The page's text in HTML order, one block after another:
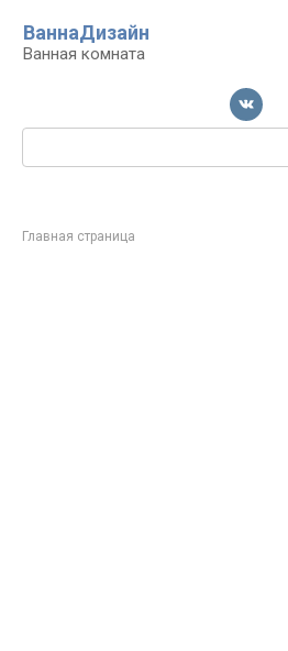
контенту
ВаннаДизайн
Ванная комната
Поиск:
Главная страница